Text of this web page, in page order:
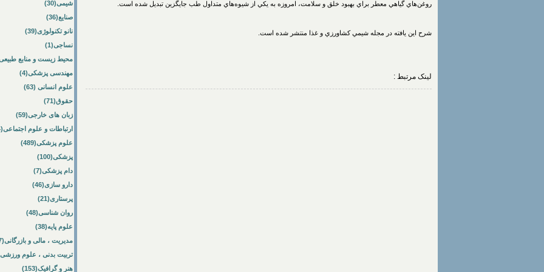
روغن‌هاي گياهي معطر براي بهبود خلق و سلامت، امروزه به يكي از شيوه‌هاي متداول طب جايگزين تبديل شده است.
شرح اين يافته در مجله شيمي كشاورزي و غذا منتشر شده است.
لینک مرتبط :
شیمی(30)
صنایع(36)
نانو تکنولوژی(39)
نساجی(1)
محیط زیست و منابع
مهندسی پزشکی(4)
علوم انسانی (63)
حقوق(71)
زبان های خارجی(59)
ارتباطات و علوم اجتماعی(84)
علوم پزشکی(489)
پزشکی(100)
دام پزشکی(7)
دارو سازی(46)
پرستاری(21)
روان شناسی(48)
علوم پایه(38)
مدیریت ، مالی و بازرگانی(57)
تربیت بدنی ، علوم
هنر و گرافیک(153)